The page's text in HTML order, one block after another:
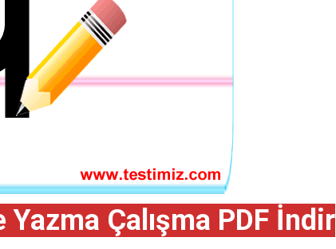
Yazma Çalışma PDF İndir